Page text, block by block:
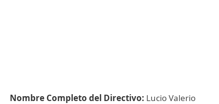
Nombre Completo del Directivo: Lucio Valerio